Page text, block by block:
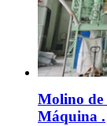
Molino
Máquina .